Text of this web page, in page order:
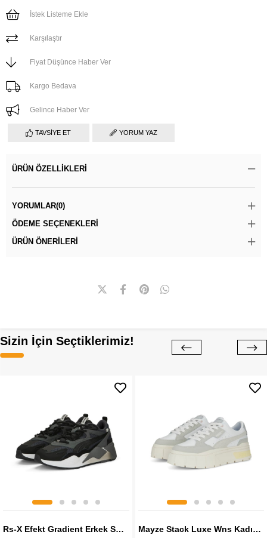
İstek Listeme Ekle
Karşılaştır
Fiyat Düşünce Haber Ver
Kargo Bedava
Gelince Haber Ver
TAVSIYE ET YORUM YAZ
ÜRÜN ÖZELLIKLERI
YORUMLAR(0)
ÖDEME SEÇENEKLERI
ÜRÜN ÖNERILERI
Sizin İçin Seçtiklerimiz!
Rs-X Efekt Gradient Erkek Sneaker Mayze Stack Luxe Wns Kadın Sneaker